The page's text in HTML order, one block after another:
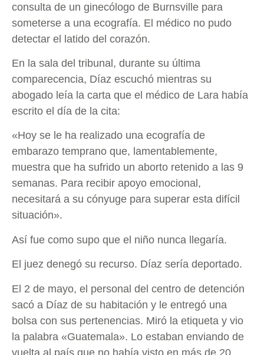
consulta de un ginecólogo de Burnsville para
someterse a una ecografía. El médico no pudo
detectar el latido del corazón.
En la sala del tribunal, durante su última
comparecencia, Díaz escuchó mientras su
abogado leía la carta que el médico de Lara había
escrito el día de la cita:
«Hoy se le ha realizado una ecografía de
embarazo temprano que, lamentablemente,
muestra que ha sufrido un aborto retenido a las 9
semanas. Para recibir apoyo emocional,
necesitará a su cónyuge para superar esta difícil
situación».
Así fue como supo que el niño nunca llegaría.
El juez denegó su recurso. Díaz sería deportado.
El 2 de mayo, el personal del centro de detención
sacó a Díaz de su habitación y le entregó una
bolsa con sus pertenencias. Miró la etiqueta y vio
la palabra «Guatemala». Lo estaban enviando de
vuelta al país que no había visto en más de 20